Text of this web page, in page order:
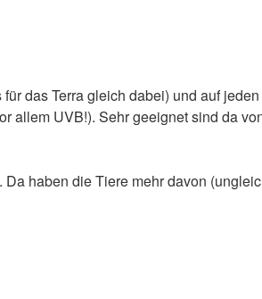
das Terra gleich dabei) und auf
allem UVB!). Sehr geeignet sind da
haben die Tiere mehr davon